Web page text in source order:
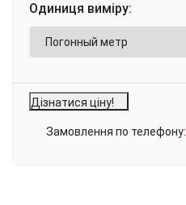
Одиниця виміру:
Дізнатися ціну!
Замовлення по телефону: